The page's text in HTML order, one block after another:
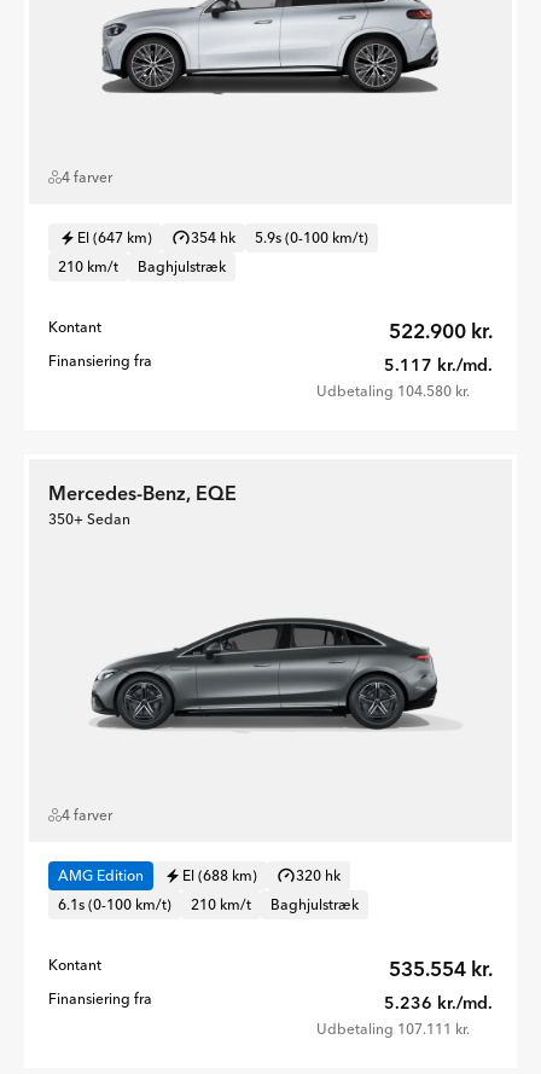
4 farver
El (647 km) 354 hk
5.9s (0-100 km/t)
210 km/t
Baghjulstræk
Kontant 522.900 kr.
Finansiering fra 5.117 kr./md.
Udbetaling 104.580 kr.
Mercedes-Benz, EQE
350+ Sedan
4 farver
AMG Edition El (688 km)
320 hk
6.1s (0-100 km/t)
210 km/t Baghjulstræk
Kontant 535.554 kr.
Finansiering fra 5.236 kr./md.
Udbetaling 107.111 kr.